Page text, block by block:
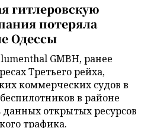
гитлеровскую
потеряла
Одессы
GMBH, ранее
Третьего рейха,
коммерческих судов в
в районе
данных открытых ресурсов
трафика.